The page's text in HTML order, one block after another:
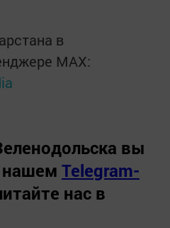
в
MАХ:
вы
нашем Telegram-
нас в